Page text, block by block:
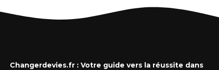
Changerdevies.fr : Votre guide vers la réussite dans